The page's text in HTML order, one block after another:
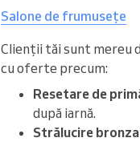
Salone de frumusețe
Clienții tăi sunt mereu
cu oferte precum:
Resetare de
după iarnă.
Strălucire